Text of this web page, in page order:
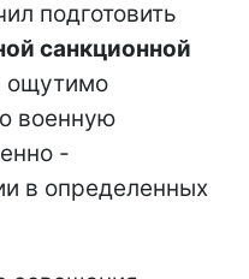
подготовить
санкционной
ощутимо
военную
-
в определенных